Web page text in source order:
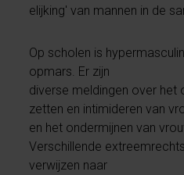
elijking' van mannen in de
Op scholen is
opmars. Er zijn
diverse meldingen over het
zetten en intimideren van
en het ondermijnen van
Verschillende
verwijzen naar